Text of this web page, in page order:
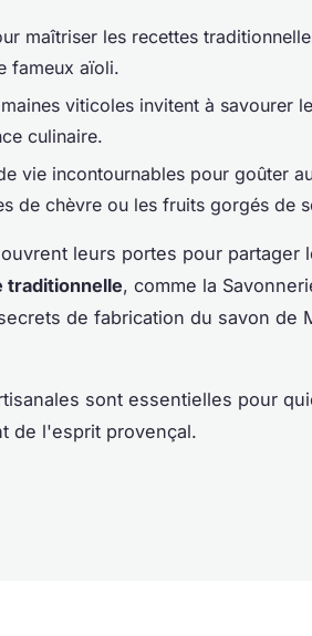
maîtriser les recettes
fameux aïoli.
viticoles invitent à savourer
culinaire.
vie incontournables pour goûter
de chèvre ou les fruits gorgés de
leurs portes pour partager
traditionnelle, comme la
de fabrication du savon de
sont essentielles pour
de l'esprit provençal.